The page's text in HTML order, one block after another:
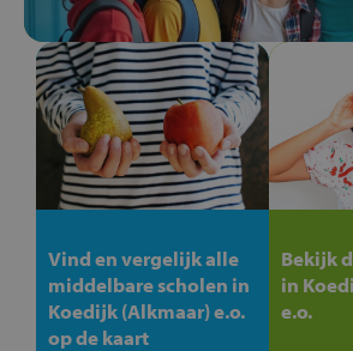
Vind en vergelijk alle
middelbare scholen in
Koedijk (Alkmaar) e.o.
op de kaart
Bekijk
in
e.o.